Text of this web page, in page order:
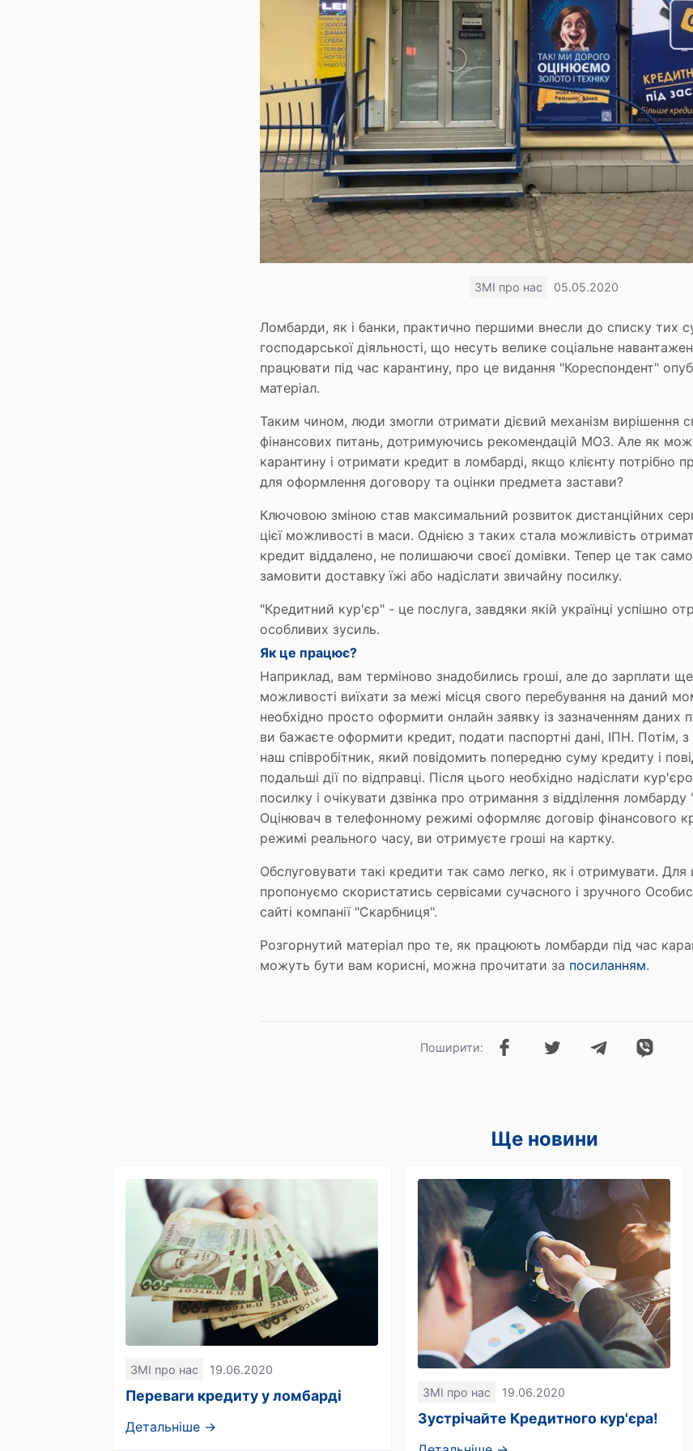
ЗМІ про нас 05.05.2020
Ломбарди, як і банки, практично першими внесли до списку тих
господарської діяльності, що несуть велике соціальне
працювати під час карантину, про це видання "Кореспондент"
матеріал.
Таким чином, люди змогли отримати дієвий механізм вирішення
фінансових питань, дотримуючись рекомендацій МОЗ. Але як
карантину і отримати кредит в ломбарді, якщо клієнту потрібно
для оформлення договору та оцінки предмета застави?
Ключовою зміною став максимальний розвиток дистанційних
цієї можливості в маси. Однією з таких стала можливість
кредит віддалено, не полишаючи своєї домівки. Тепер це так
замовити доставку їжі або надіслати звичайну посилку.
"Кредитний кур'єр" - це послуга, завдяки якій українці успішно
особливих зусиль.
Як це працює?
Наприклад, вам терміново знадобились гроші, але до зарплати
можливості виїхати за межі місця свого перебування на даний
необхідно просто оформити онлайн заявку із зазначенням даних
ви бажаєте оформити кредит, подати паспортні дані, ІПН. Потім,
наш співробітник, який повідомить попередню суму кредиту і
подальші дії по відправці. Після цього необхідно надіслати
посилку і очікувати дзвінка про отримання з відділення
Оцінювач в телефонному режимі оформляє договір фінансового
режимі реального часу, ви отримуєте гроші на картку.
Обслуговувати такі кредити так само легко, як і отримувати.
пропонуємо скористатись сервісами сучасного і зручного
сайті компанії "Скарбниця".
Розгорнутий матеріал про те, як працюють ломбарди під час
можуть бути вам корисні, можна прочитати за посиланням.
Поширити:
Ще новини
ЗМІ про нас 19.06.2020
Переваги кредиту у ломбарді
Детальніше →
ЗМІ про нас 19.06.2020
Зустрічайте Кредитного кур'єра!